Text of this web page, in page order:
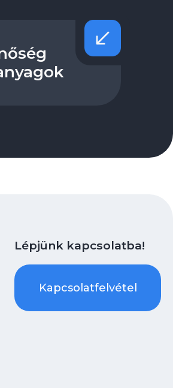
Lépjünk kapcsolatba!
Kapcsolatfelvétel